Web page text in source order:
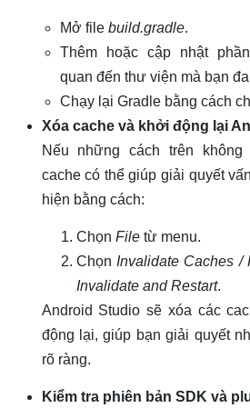
Mở file build.gradle.
Thêm hoặc cập nhật
quan đến thư viện mà bạn
Chạy lại Gradle bằng cách
Xóa cache và khởi động lại
Nếu những cách trên
cache có thể giúp giải quyết
hiện bằng cách:
Chọn Filetừ menu.
Chọn Invalidate Caches /
Invalidate and Restart.
Android Studio sẽ xóa các
động lại, giúp bạn giải quyết
rõ ràng.
Kiểm tra phiên bản SDK và